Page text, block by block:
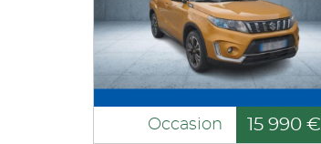
Occasion 15 990 €